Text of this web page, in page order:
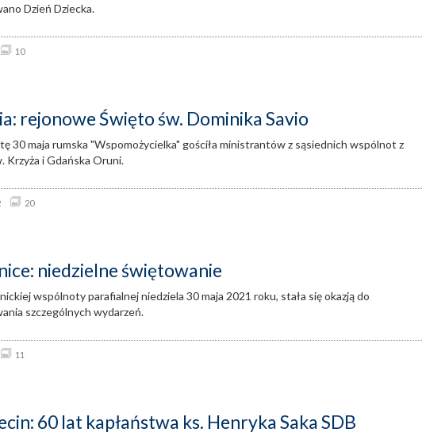
Dzień Dziecka.
10
rejonowe Święto św. Dominika Savio
30 maja rumska "Wspomożycielka" gościła ministrantów z sąsiednich wspólnot z
Krzyża i Gdańska Oruni.
20
niedzielne świętowanie
wspólnoty parafialnej niedziela 30 maja 2021 roku, stała się okazją do
szczególnych wydarzeń.
11
60 lat kapłaństwa ks. Henryka Saka SDB